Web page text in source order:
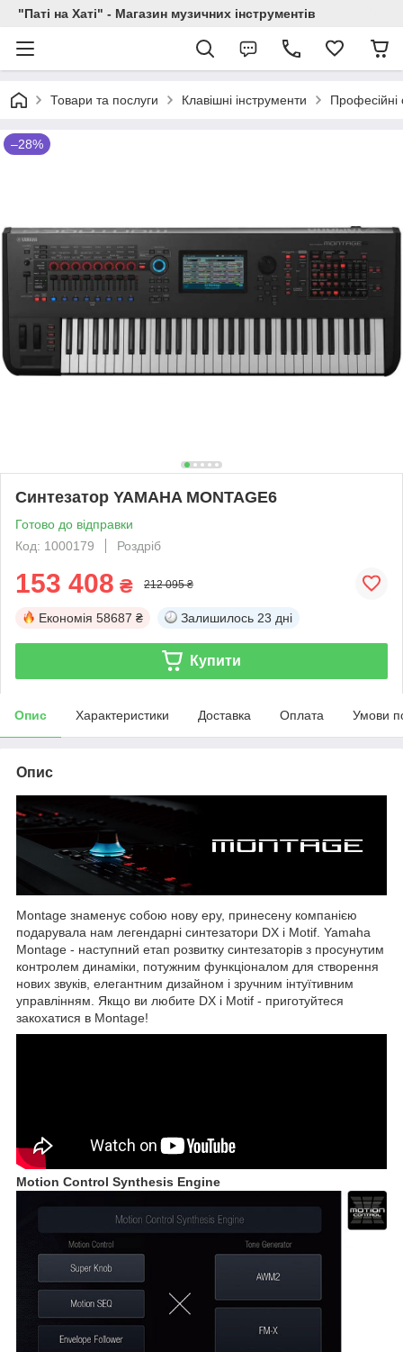
"Паті на Хаті" - Магазин музичних інструментів
Товари та послуги Клавішні інструменти Професійні
–28%
Синтезатор YAMAHA MONTAGE6
Готово до відправки
Код: 1000179
Роздріб
153 408 ₴ 212 095 ₴
Економія 58687 ₴ Залишилось 23 дні
Купити
Опис Характеристики Доставка Оплата Умови
Опис
Montage знаменує собою нову еру, принесену компанією
подарувала нам легендарні синтезатори DX і Motif. Yamaha
Montage - наступний етап розвитку синтезаторів з просунутим
контролем динаміки, потужним функціоналом для створення
нових звуків, елегантним дизайном і зручним інтуїтивним
управлінням. Якщо ви любите DX і Motif - приготуйтеся
закохатися в Montage!
Motion Control Synthesis Engine